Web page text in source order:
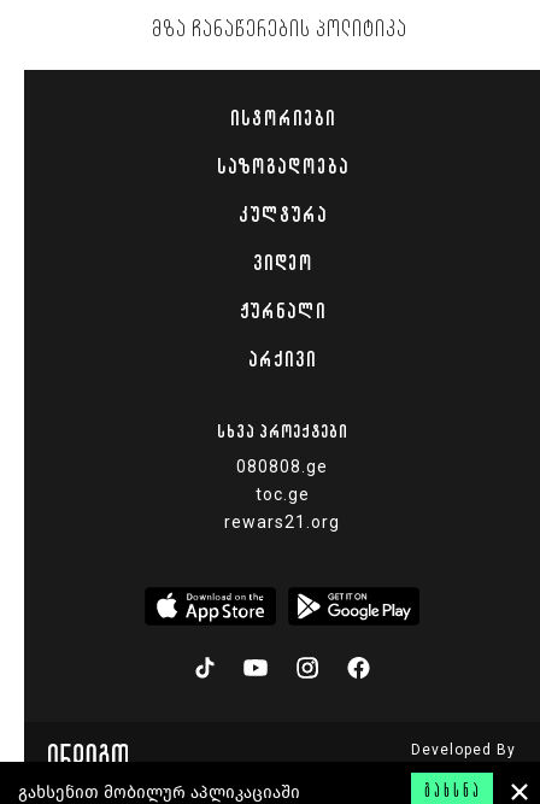
გახსენით მობილურ აპლიკაციაში ᲒᲐᲮᲡᲜᲐ
ᲛᲖᲐ ᲩᲐᲜᲐᲬᲔᲠᲔᲑᲘᲡ ᲞᲝᲚᲘᲢᲘᲙᲐ
ᲘᲡᲢᲝᲠᲘᲔᲑᲘ
ᲡᲐᲖᲝᲒᲐᲓᲝᲔᲑᲐ
ᲙᲣᲚᲢᲣᲠᲐ
ᲕᲘᲓᲔᲝ
ᲟᲣᲠᲜᲐᲚᲘ
ᲐᲠᲥᲘᲕᲘ
ᲡᲮᲕᲐ ᲞᲠᲝᲔᲥᲢᲔᲑᲘ
080808.ge
toc.ge
rewars21.org
Developed By